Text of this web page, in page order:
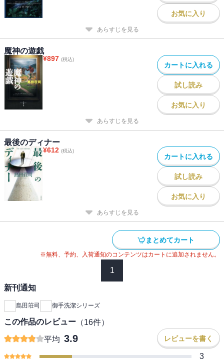
お気に入り
あらすじを見る
魔神の遊戯
¥897 (税込)
カートに入れる
試し読み
お気に入り
あらすじを見る
最後のディナー
¥612 (税込)
カートに入れる
試し読み
お気に入り
あらすじを見る
まとめてカート
※無料、予約、入荷通知のコンテンツはカートに追加されません。
1
新刊通知
島田荘司 御手洗潔シリーズ
この作品のレビュー （16件）
平均 3.9 レビューを書く
3